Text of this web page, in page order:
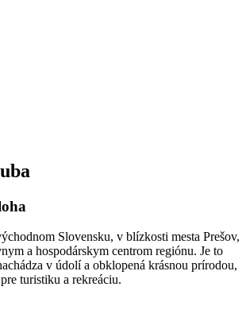
Slovensku, v blízkosti mesta Prešov,
a hospodárskym centrom regiónu. Je to
v údolí a obklopená krásnou prírodou,
turistiku a rekreáciu.